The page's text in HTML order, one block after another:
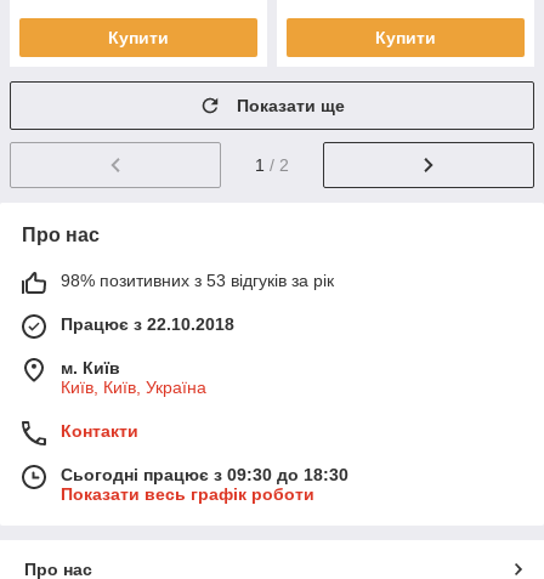
Купити Купити
Показати ще
1 / 2
Про нас
98% позитивних з 53 відгуків за рік
Працює з 22.10.2018
м. Київ
Київ, Київ, Україна
Контакти
Сьогодні працює з 09:30 до 18:30
Показати весь графік роботи
Про нас